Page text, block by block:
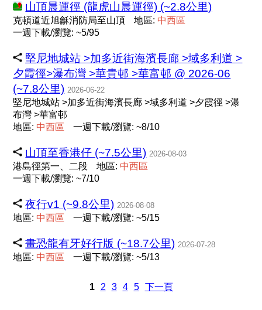
山頂晨運徑 (龍虎山晨運徑) (~2.8公里)
克頓道近旭龢消防局至山頂 地區: 中西區
一週下載/瀏覽: ~5/95
堅尼地城站 >加多近街海濱長廊 >域多利道 >
夕霞徑>瀑布灣 >華貴邨 >華富邨 @ 2026-06
(~7.8公里) 2026-06-22
堅尼地城站 >加多近街海濱長廊 >域多利道 >夕霞徑 >瀑
布灣 >華富邨
地區: 中西區 一週下載/瀏覽: ~8/10
山頂至香港仔 (~7.5公里) 2026-08-03
港島徑第一、二段 地區: 中西區
一週下載/瀏覽: ~7/10
夜行v1 (~9.8公里) 2026-08-08
地區: 中西區 一週下載/瀏覽: ~5/15
畫恐龍有牙好行版 (~18.7公里) 2026-07-28
地區: 中西區 一週下載/瀏覽: ~5/13
1 2 3 4 5 下一頁